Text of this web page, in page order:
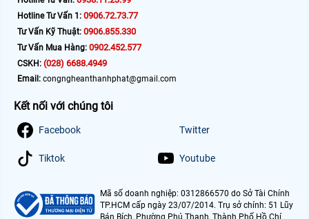
Hotline Tư Vấn 1: 0906.72.73.77
Tư Vấn Kỹ Thuật: 0906.855.330
Tư Vấn Mua Hàng: 0902.452.577
CSKH: (028) 6688.4949
Email: congngheanthanhphat@gmail.com
Kết nối với chúng tôi
Facebook Twitter
Tiktok Youtube
Mã số doanh nghiệp: 0312866570 do Sở Tài Chính
TP.HCM cấp ngày 23/07/2014. Trụ sở chính: 51 Lũy
Bán Bích, Phường Phú Thạnh, Thành Phố Hồ Chí